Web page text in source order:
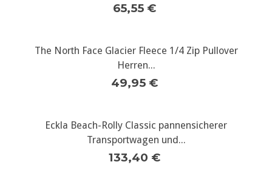
65,55 €
The North Face Glacier Fleece 1/4 Zip Pullover
Herren...
49,95 €
Eckla Beach-Rolly Classic pannensicherer
Transportwagen und...
133,40 €